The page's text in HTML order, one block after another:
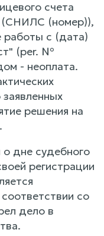
счета
(СНИЛС (номер)),
работы с (дата)
(per. №
- неоплата.
решения на
о дне судебного
регистрации
со
дело в